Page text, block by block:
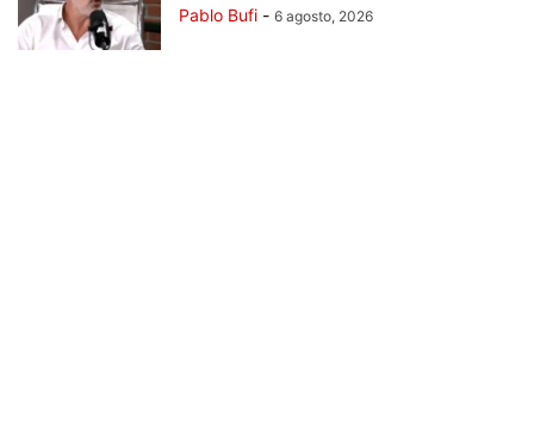
Pablo Bufi - 6 agosto, 2026